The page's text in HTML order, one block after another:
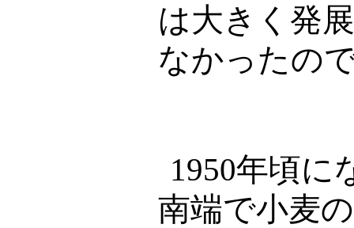
は大きく発
なかったの
1950年頃に
南端で小麦